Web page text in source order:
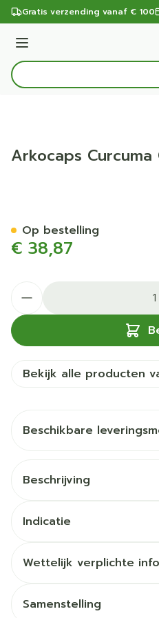
Ga naar de inhoud
Gratis verzending vanaf € 100
Menu
Product, merk, categorie...
Arkocaps Curcuma
€ 38,87
Op bestelling
Bekijk alle producten
Beschikbare
Beschrijving
Indicatie
Wettelijk verplichte
Samenstelling